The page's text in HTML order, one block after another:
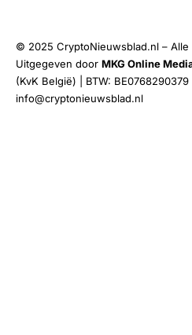
© 2025 CryptoNieuwsblad.nl –
Uitgegeven door MKG Online
(KvK België) | BTW: BE0768290379
info@cryptonieuwsblad.nl